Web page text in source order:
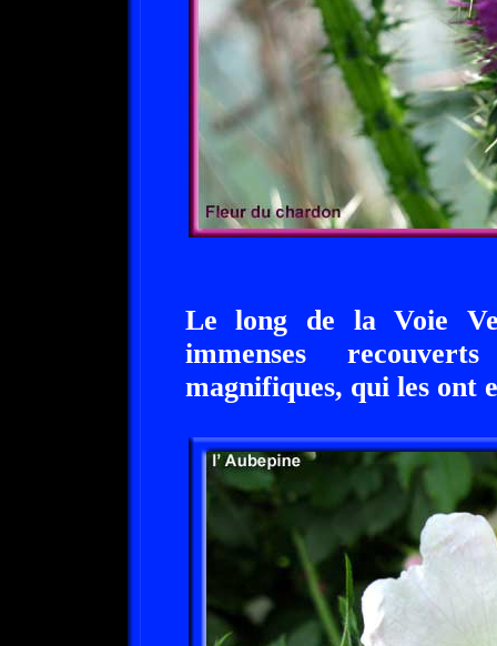
Le long de la Voie
immenses
magnifiques, qui les ont